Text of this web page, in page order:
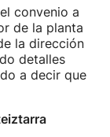
convenio a
de la planta
la dirección
detalles
a decir que